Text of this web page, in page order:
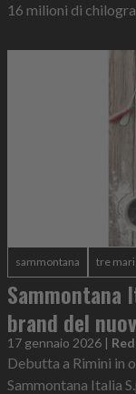
16 milioni di
sammontana tre
brand del
17 gennaio 2026 |
Debutta a Rimini in
Sammontana Italia